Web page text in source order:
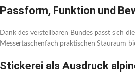
Passform, Funktion und
Dank des verstellbaren Bundes passt sich
Messertaschenfach praktischen Stauraum
Stickerei als Ausdruck